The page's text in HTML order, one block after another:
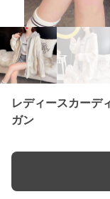
レディースカーデ
ガン